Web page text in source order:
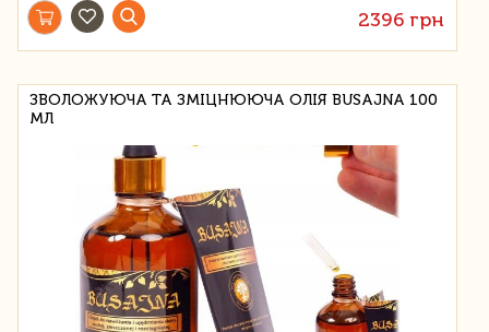
2396 грн
ЗВОЛОЖУЮЧА ТА ЗМІЦНЮЮЧА ОЛІЯ BUSAJNA 100
МЛ